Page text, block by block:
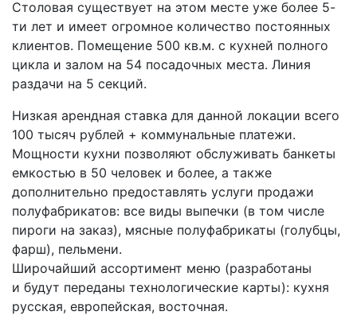
Столовая существует на этом месте уже более 5-
ти лет и имеет огромное количество постоянных
клиентов. Помещение 500 кв.м. с кухней полного
цикла и залом на 54 посадочных места. Линия
раздачи на 5 секций.
Низкая арендная ставка для данной локации всего
100 тысяч рублей + коммунальные платежи.
Мощности кухни позволяют обслуживать банкеты
емкостью в 50 человек и более, а также
дополнительно предоставлять услуги продажи
полуфабрикатов: все виды выпечки (в том числе
пироги на заказ), мясные полуфабрикаты (голубцы,
фарш), пельмени.
Широчайший ассортимент меню (разработаны
и будут переданы технологические карты): кухня
русская, европейская, восточная.